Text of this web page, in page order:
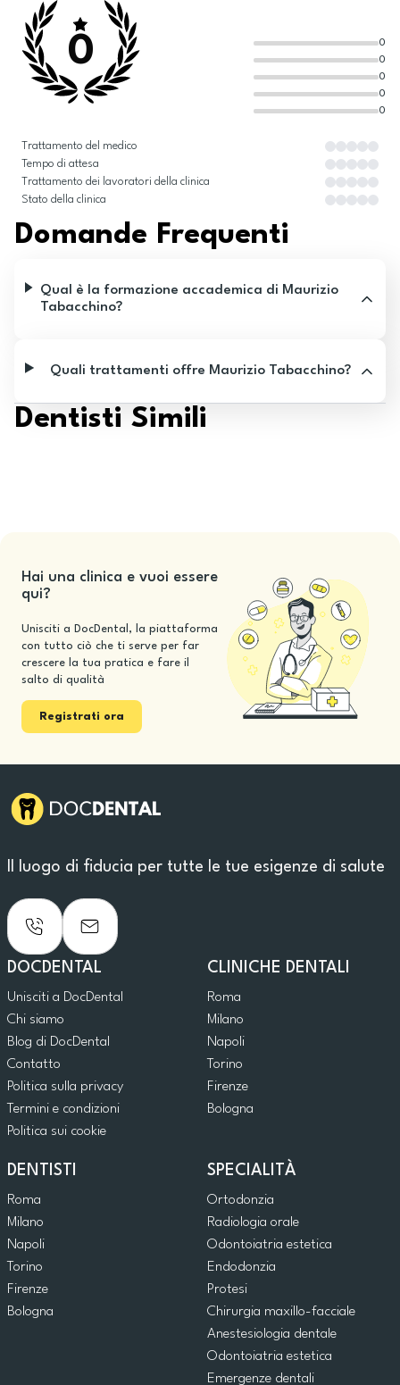
0
0
0
0
0
0
Trattamento del medico
Tempo di attesa
Trattamento dei lavoratori della clinica
Stato della clinica
Domande Frequenti
Qual è la formazione accademica di Maurizio
Tabacchino?
Quali trattamenti offre Maurizio Tabacchino?
Dentisti Simili
Hai una clinica e vuoi essere
qui?
Unisciti a DocDental, la piattaforma
con tutto ciò che ti serve per far
crescere la tua pratica e fare il
salto di qualità
Registrati ora
Il luogo di fiducia per tutte le tue esigenze di salute
DOCDENTAL
Unisciti a DocDental
Chi siamo
Blog di DocDental
Contatto
Politica sulla privacy
Termini e condizioni
Politica sui cookie
CLINICHE DENTALI
Roma
Milano
Napoli
Torino
Firenze
Bologna
DENTISTI
Roma
Milano
Napoli
Torino
Firenze
Bologna
SPECIALITÀ
Ortodonzia
Radiologia orale
Odontoiatria estetica
Endodonzia
Protesi
Chirurgia maxillo-facciale
Anestesiologia dentale
Odontoiatria estetica
Emergenze dentali